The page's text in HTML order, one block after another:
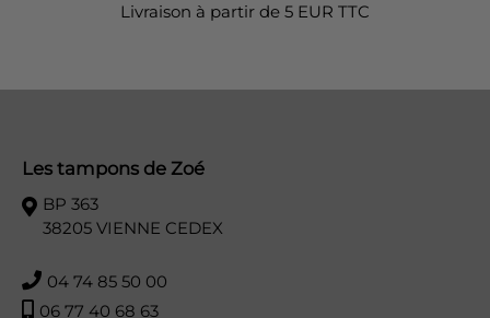
Livraison à partir de 5 EUR TTC
Les tampons de Zoé
BP 363
38205 VIENNE CEDEX
04 74 85 50 00
06 77 40 68 63